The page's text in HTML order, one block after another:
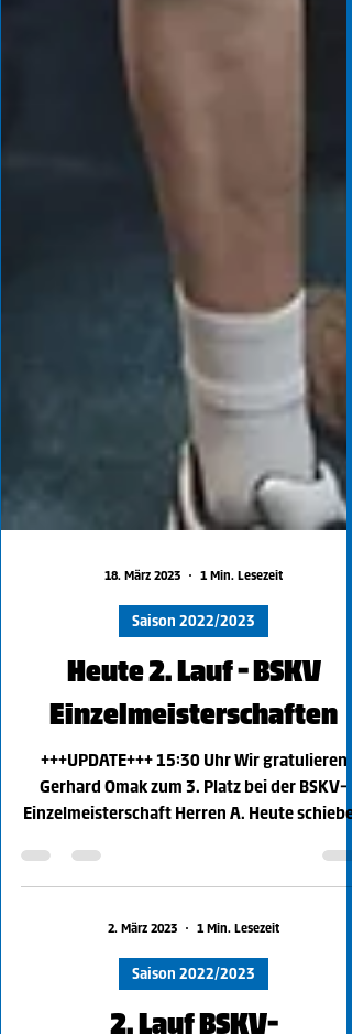
18. März 2023 1 Min. Lesezeit
Saison 2022/2023
Heute 2. Lauf - BSKV
Einzelmeisterschaften
+++UPDATE+++ 15:30 Uhr Wir gratulieren
Einzelmeisterschaft Herren A. Heute
unsere Hertha...
2. März 2023 1 Min. Lesezeit
Saison 2022/2023